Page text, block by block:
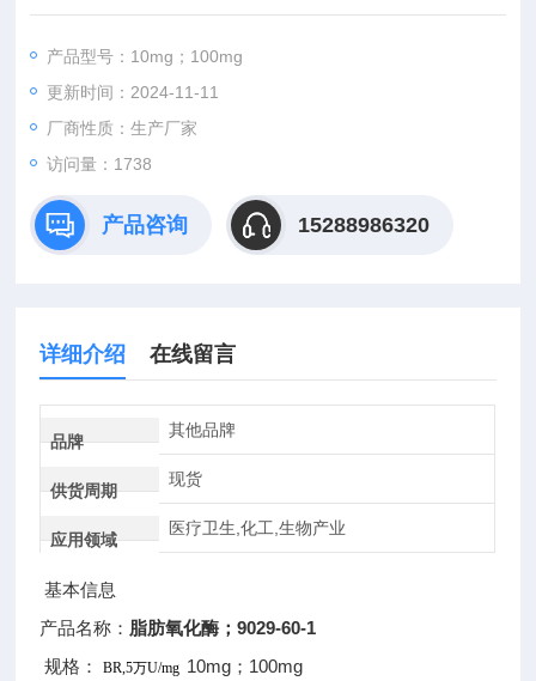
试剂盒，*，技术严格，无效果退款退货。购买均有积分相赠（同
产品型号：10mg；100mg
更新时间：2024-11-11
厂商性质：生产厂家
访问量：1738
产品咨询 15288986320
详细介绍 在线留言
品牌
其他品牌
供货周期
现货
应用领域
医疗卫生,化工,生物产业
基本信息
产品名称： 脂肪氧化酶；9029-60-1
规格：BR,5万U/mg 10mg；100mg